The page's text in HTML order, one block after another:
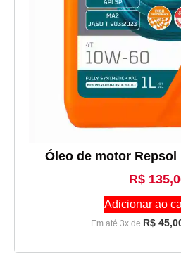
Óleo de motor Repsol
R$
Adicionar ao
Em até 3x de R$